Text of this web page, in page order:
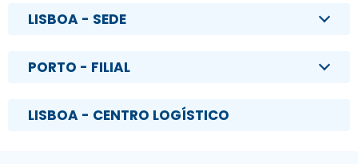
LISBOA - SEDE
PORTO - FILIAL
LISBOA - CENTRO LOGÍSTICO